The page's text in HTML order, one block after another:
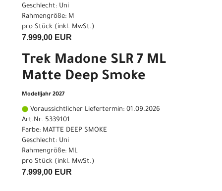
Geschlecht: Uni
Rahmengröße: M
pro Stück (inkl. MwSt.)
7.999,00 EUR
Trek Madone SLR 7 ML
Matte Deep Smoke
Modelljahr 2027
Voraussichtlicher Liefertermin: 01.09.2026
Art.Nr. 5339101
Farbe: MATTE DEEP SMOKE
Geschlecht: Uni
Rahmengröße: ML
pro Stück (inkl. MwSt.)
7.999,00 EUR